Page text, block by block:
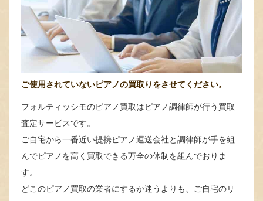
ご使用されていないピアノの買取りをさせてください。
フォルティッシモのピアノ買取はピアノ調律師が行う買取
査定サービスです。
ご自宅から一番近い提携ピアノ運送会社と調律師が手を組
んでピアノを高く買取できる万全の体制を組んでおりま
す。
どこのピアノ買取の業者にするか迷うよりも、ご自宅のリ